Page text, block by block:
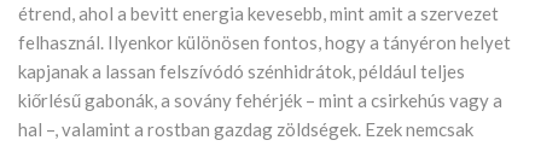
étrend, ahol a bevitt energia kevesebb, mint amit a szervezet
felhasznál. Ilyenkor különösen fontos, hogy a tányéron helyet
kapjanak a lassan felszívódó szénhidrátok, például teljes
kiőrlésű gabonák, a sovány fehérjék – mint a csirkehús vagy a
hal –, valamint a rostban gazdag zöldségek. Ezek nemcsak